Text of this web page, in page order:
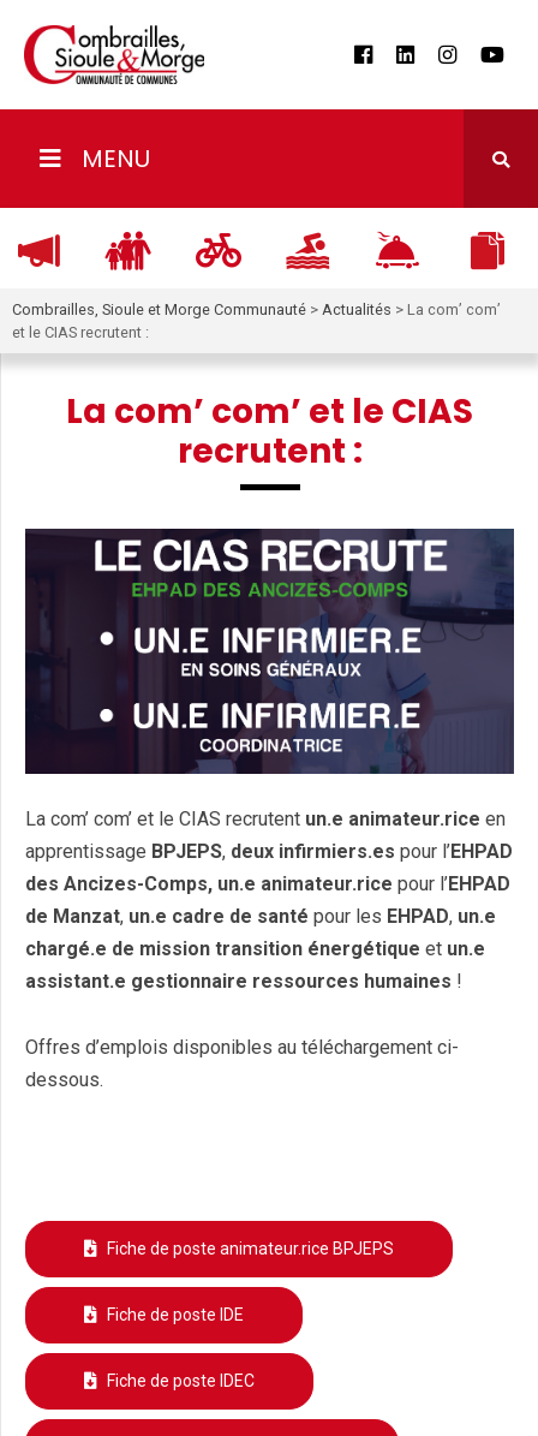
MENU
Combrailles, Sioule et Morge Communauté > Actualités > La com’ com’
et le CIAS recrutent :
La com’ com’ et le CIAS
recrutent :
La com’ com’ et le CIAS recrutent un.e animateur.rice en
apprentissage BPJEPS, deux infirmiers.es pour l’EHPAD
des Ancizes-Comps, un.e animateur.rice pour l’EHPAD
de Manzat, un.e cadre de santé pour les EHPAD, un.e
chargé.e de mission transition énergétique et un.e
assistant.e gestionnaire ressources humaines !
Offres d’emplois disponibles au téléchargement ci-
dessous.
Fiche de poste animateur.rice BPJEPS
Fiche de poste IDE
Fiche de poste IDEC